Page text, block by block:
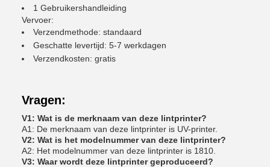
1 Gebruikershandleiding
Vervoer:
Verzendmethode: standaard
Geschatte levertijd: 5-7 werkdagen
Verzendkosten: gratis
Vragen:
V1: Wat is de merknaam van deze lintprinter?
A1: De merknaam van deze lintprinter is UV-printer.
V2: Wat is het modelnummer van deze lintprinter?
A2: Het modelnummer van deze lintprinter is 1810.
V3: Waar wordt deze lintprinter geproduceerd?